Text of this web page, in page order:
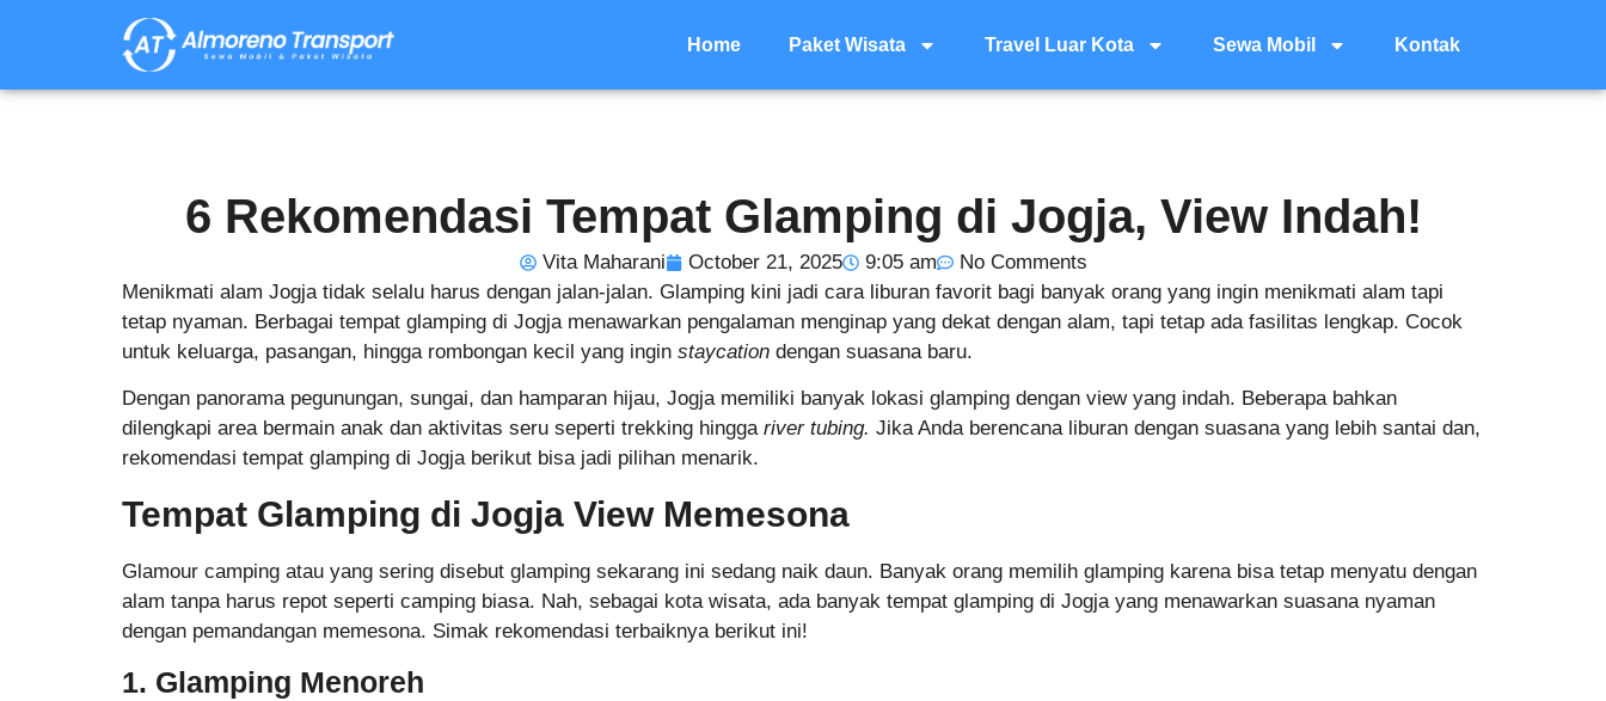
Home Paket Wisata Travel Luar Kota Sewa Mobil Kontak
6 Rekomendasi Tempat Glamping di Jogja, View Indah!
Vita Maharani October 21, 2025 9:05 am
No Comments
Menikmati alam Jogja tidak selalu harus dengan jalan-jalan. Glamping kini jadi cara liburan favorit bagi banyak orang yang ingin menikmati alam tapi
tetap nyaman. Berbagai tempat glamping di Jogja menawarkan pengalaman menginap yang dekat dengan alam, tapi tetap ada fasilitas lengkap. Cocok
untuk keluarga, pasangan, hingga rombongan kecil yang ingin staycation dengan suasana baru.
Dengan panorama pegunungan, sungai, dan hamparan hijau, Jogja memiliki banyak lokasi glamping dengan view yang indah. Beberapa bahkan
dilengkapi area bermain anak dan aktivitas seru seperti trekking hingga river tubing. Jika Anda berencana liburan dengan suasana yang lebih santai dan,
rekomendasi tempat glamping di Jogja berikut bisa jadi pilihan menarik.
Tempat Glamping di Jogja View Memesona
Glamour camping atau yang sering disebut glamping sekarang ini sedang naik daun. Banyak orang memilih glamping karena bisa tetap menyatu dengan
alam tanpa harus repot seperti camping biasa. Nah, sebagai kota wisata, ada banyak tempat glamping di Jogja yang menawarkan suasana nyaman
dengan pemandangan memesona. Simak rekomendasi terbaiknya berikut ini!
1. Glamping Menoreh